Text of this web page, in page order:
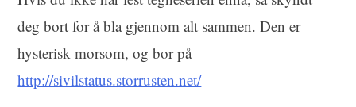
deg bort for å bla gjennom alt sammen. Den er
hysterisk morsom, og bor på
http://sivilstatus.storrusten.net/